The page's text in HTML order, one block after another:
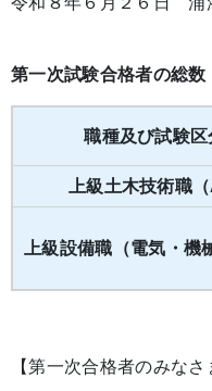
第一次試験合格者の総
職種及び試験区
上級土木技術職（
上級設備職（電気・機
【第一次合格者のみなさ